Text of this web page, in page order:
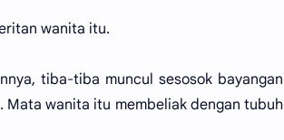
wanita itu.
tiba-tiba muncul sesosok bayangan
wanita itu membeliak dengan tubuh